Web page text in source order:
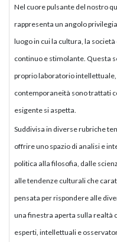
Nel cuore pulsante del nostro
rappresenta un angolo
luogo in cui la cultura, la
continuo e stimolante. Questa
proprio laboratorio
contemporaneità sono trattati
esigente si aspetta.
Suddivisa in diverse rubriche
offrire uno spazio di analisi e
politica alla filosofia, dalle
alle tendenze culturali che
pensata per rispondere alle
una finestra aperta sulla realtà
esperti, intellettuali e